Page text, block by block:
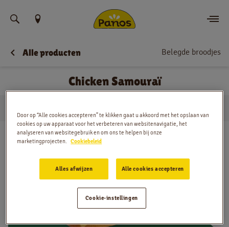
Vind uw locatie
Nieuws
Menu
Winkels
App
Contact
Alle producten Belegde broodjes
Chicken Samouraï
HuisDoor op “Alle cookies accepteren” te klikken gaat u akkoord met het opslaan van
cookies op uw apparaat voor het verbeteren van websitenavigatie, het
analyseren van websitegebruik en om ons te helpen bij onze
marketingprojecten. Cookiebeleid
Alles afwijzen Alle cookies accepteren
Cookie-instellingen